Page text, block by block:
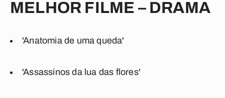
MELHOR FILME – DRAMA
'Anatomia de uma queda'
'Assassinos da lua das flores'